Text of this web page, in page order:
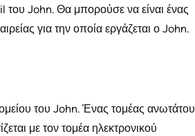
του John. Θα μπορούσε να είναι ένας
για την οποία εργάζεται ο John.
του John. Ένας τομέας ανωτάτου
με τον τομέα ηλεκτρονικού